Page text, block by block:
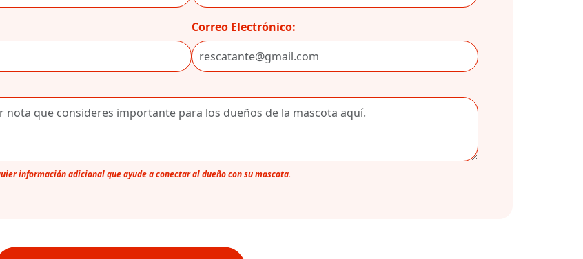
Correo Electrónico:
información adicional que ayude a conectar al dueño con su mascota.